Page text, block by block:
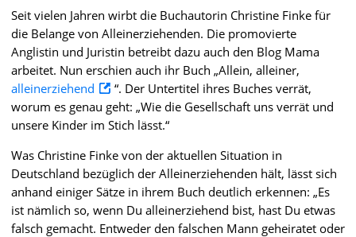
Seit vielen Jahren wirbt die Buchautorin Christine Finke für
die Belange von Alleinerziehenden. Die promovierte
Anglistin und Juristin betreibt dazu auch den Blog Mama
arbeitet. Nun erschien auch ihr Buch „Allein, alleiner,
alleinerziehend
“. Der Untertitel ihres Buches verrät,
worum es genau geht: „Wie die Gesellschaft uns verrät und
unsere Kinder im Stich lässt.“
Was Christine Finke von der aktuellen Situation in
Deutschland bezüglich der Alleinerziehenden hält, lässt sich
anhand einiger Sätze in ihrem Buch deutlich erkennen: „Es
ist nämlich so, wenn Du alleinerziehend bist, hast Du etwas
falsch gemacht. Entweder den falschen Mann geheiratet oder